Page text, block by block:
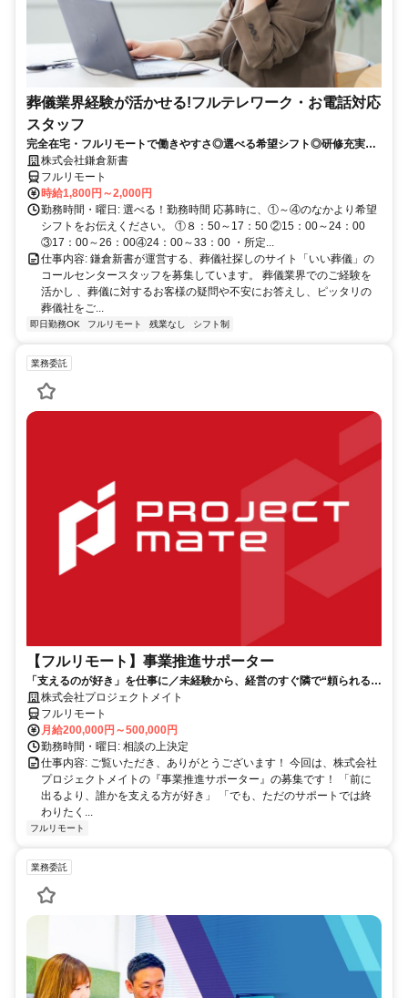
葬儀業界経験が活かせる!フルテレワーク・お電話対応
スタッフ
完全在宅・フルリモートで働きやすさ◎選べる希望シフト◎研修充実だ
から未経験でも安心！平日休みありの完全週休2日制で充実のワークラ
イフバランス！
株式会社鎌倉新書
フルリモート
時給1,800円～2,000円
勤務時間・曜日: 選べる！勤務時間 応募時に、①～④のなかより希望
シフトをお伝えください。 ①８：50～17：50 ②15：00～24：00
③17：00～26：00④24：00～33：00 ・所定...
仕事内容: 鎌倉新書が運営する、葬儀社探しのサイト「いい葬儀」の
コールセンタースタッフを募集しています。 葬儀業界でのご経験を
活かし 、葬儀に対するお客様の疑問や不安にお答えし、ピッタリの
葬儀社をご...
即日勤務OK フルリモート 残業なし シフト制
業務委託
【フルリモート】事業推進サポーター
「支えるのが好き」を仕事に／未経験から、経営のすぐ隣で“頼られる存
在”へ／20代が活躍中／研修制度充実／リモートワーク可能
株式会社プロジェクトメイト
フルリモート
月給200,000円～500,000円
勤務時間・曜日: 相談の上決定
仕事内容: ご覧いただき、ありがとうございます！ 今回は、株式会社
プロジェクトメイトの『事業推進サポーター』の募集です！ 「前に
出るより、誰かを支える方が好き」 「でも、ただのサポートでは終
わりたく...
フルリモート
業務委託